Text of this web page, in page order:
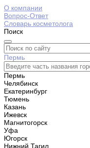
О компании
Вопрос-Ответ
Словарь косметолога
Поиск
Пермь
Пермь
Челябинск
Екатеринбург
Тюмень
Казань
Ижевск
Магнитогорск
Уфа
Югорск
Нижний Тагил